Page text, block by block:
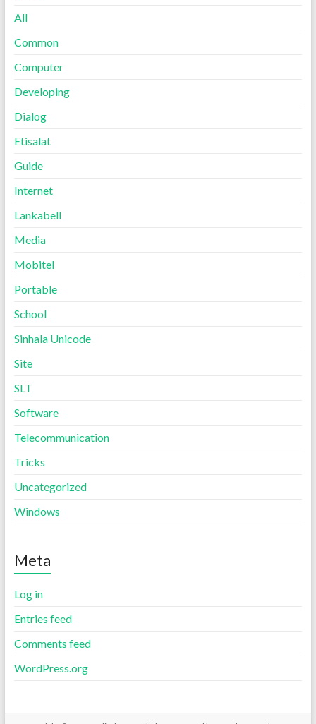
All
Common
Computer
Developing
Dialog
Etisalat
Guide
Internet
Lankabell
Media
Mobitel
Portable
School
Sinhala Unicode
Site
SLT
Software
Telecommunication
Tricks
Uncategorized
Windows
Meta
Log in
Entries feed
Comments feed
WordPress.org